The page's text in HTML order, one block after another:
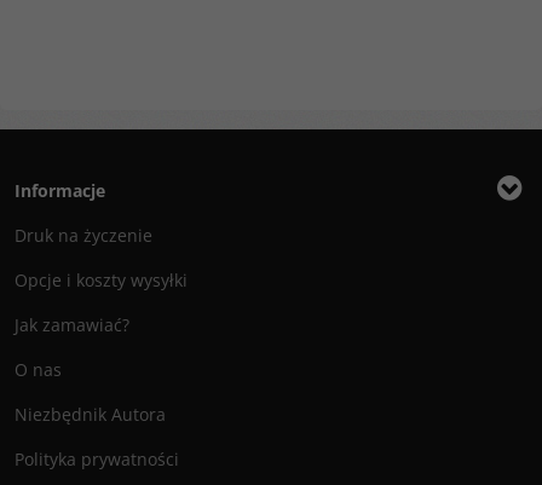
Informacje
Druk na życzenie
Opcje i koszty wysyłki
Jak zamawiać?
O nas
Niezbędnik Autora
Polityka prywatności